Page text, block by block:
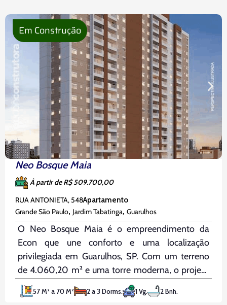
Neo Bosque Maia
À partir de R$ 509.700,00
RUA ANTONIETA, 548Apartamento
Grande São Paulo, Jardim Tabatinga, Guarulhos
O Neo Bosque Maia é o empreendimento da
Econ que une conforto e uma localização
privilegiada em Guarulhos, SP. Com um terreno
de 4.060,20 m² e uma torre moderna, o projeto
foi cuidadosamente planejado para oferecer
qualidade de vida aos seus moradores. Com
Em Construção
57 M² a 70 M² 2 a 3 Dorms. 1 Vg. 2 Bnh.